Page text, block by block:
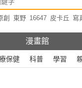
創 東野 16647 皮卡丘 寫
漫畫館
保健 科普 學習